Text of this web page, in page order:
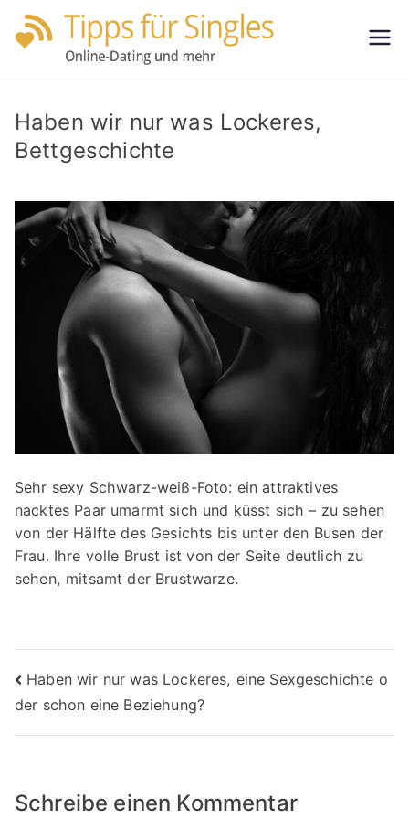
Zum
Inhalt
für
s
Haben wir nur was Lockeres,
Bettgeschichte
Sehr sexy Schwarz-weiß-Foto: ein attraktives
nacktes Paar umarmt sich und küsst sich – zu sehen
von der Hälfte des Gesichts bis unter den Busen der
Frau. Ihre volle Brust ist von der Seite deutlich zu
sehen, mitsamt der Brustwarze.
Beitragsnavigation
Haben wir nur was Lockeres, eine Sexgeschichte o
der schon eine Beziehung?
Schreibe einen Kommentar